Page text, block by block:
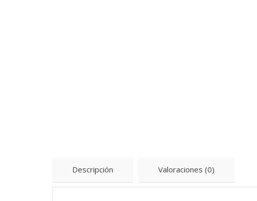
Descripción Valoraciones (0)